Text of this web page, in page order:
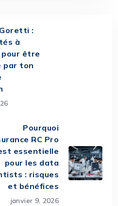
:
à
être
par ton
Pourquoi
RC Pro
essentielle
pour les data
: risques
et bénéfices
janvier 9, 2026